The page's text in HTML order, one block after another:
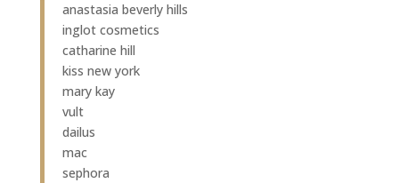
anastasia beverly hills
inglot cosmetics
catharine hill
kiss new york
mary kay
vult
dailus
mac
sephora